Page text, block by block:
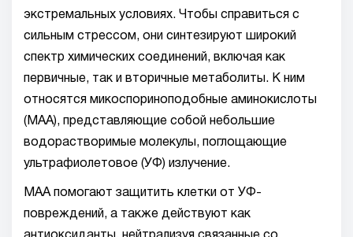
экстремальных условиях. Чтобы справиться с
сильным стрессом, они синтезируют широкий
спектр химических соединений, включая как
первичные, так и вторичные метаболиты. К ним
относятся микоспориноподобные аминокислоты
(МАА), представляющие собой небольшие
водорастворимые молекулы, поглощающие
ультрафиолетовое (УФ) излучение.
МАА помогают защитить клетки от УФ-
повреждений, а также действуют как